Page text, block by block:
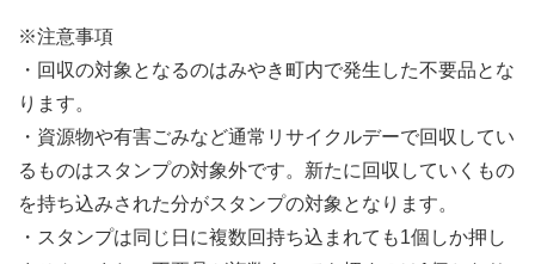
※注意事項
・回収の対象となるのはみやき町内で発生した不要品とな
ります。
・資源物や有害ごみなど通常リサイクルデーで回収してい
るものはスタンプの対象外です。新たに回収していくもの
を持ち込みされた分がスタンプの対象となります。
・スタンプは同じ日に複数回持ち込まれても1個しか押し